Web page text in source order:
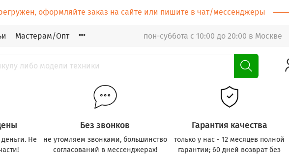
оформляйте заказ на сайте или пишите в чат/мессенджеры
Мастерам/Опт пон-суббота с 10:00 до 20:00 в Москве
Не
Без звонков
не утомляем звонками, большинство
согласований в мессенджерах!
Гарантия качества
только у нас - 12 месяцев полной
гарантии; 60 дней возврат без